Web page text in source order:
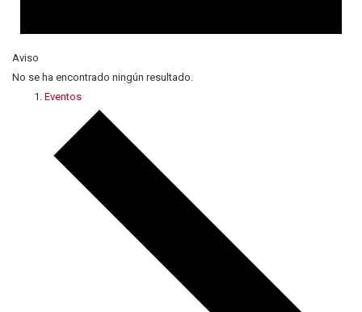
Aviso
No se ha encontrado ningún resultado.
Eventos